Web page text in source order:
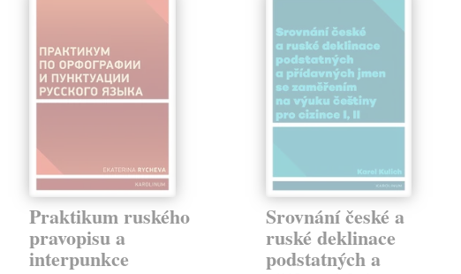
Praktikum ruského
pravopisu a
interpunkce
Srovnání české a
ruské deklinace
podstatných a